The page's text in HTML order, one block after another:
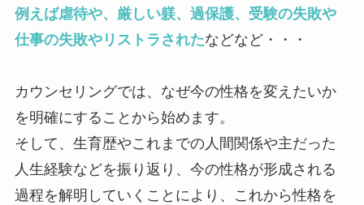
例えば虐待や、厳しい躾、過保護、受験の失敗や
仕事の失敗やリストラされたなどなど・・・
カウンセリングでは、なぜ今の性格を変えたいか
を明確にすることから始めます。
そして、生育歴やこれまでの人間関係や主だった
人生経験などを振り返り、今の性格が形成される
過程を解明していくことにより、これから性格を